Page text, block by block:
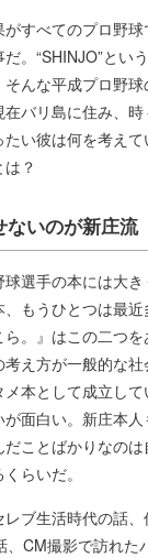
すべてのプロ野
。“SHINJO”とい
んな平成プロ野
バリ島に住み、
たい彼は何を考え
？
ないのが新庄流
選手の本には大
もうひとつは最
。』はこの二つ
え方が一般的な
本として成立し
面白い。新庄本
だことばかりなの
らいだ。
ブ生活時代の話
CM撮影で訪れた